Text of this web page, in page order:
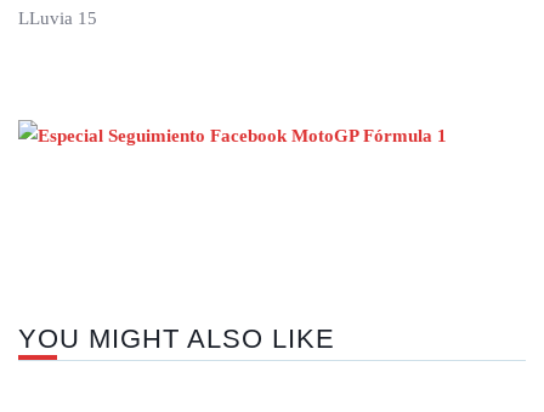
LLuvia 15
YOU MIGHT ALSO LIKE